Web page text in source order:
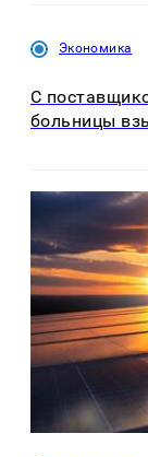
Экономика
С
больницы